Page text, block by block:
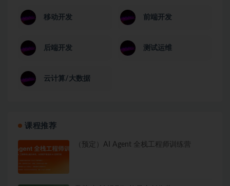
移动开发 前端开发
后端开发 测试运维
云计算/大数据
课程推荐
（预定）AI Agent 全栈工程师训练营